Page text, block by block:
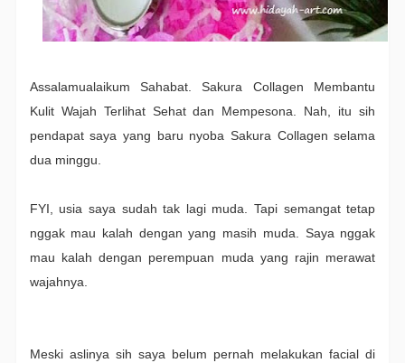
Assalamualaikum Sahabat. Sakura Collagen Membantu
Kulit Wajah Terlihat Sehat dan Mempesona. Nah, itu sih
pendapat saya yang baru nyoba Sakura Collagen selama
dua minggu.
FYI, usia saya sudah tak lagi muda. Tapi semangat tetap
nggak mau kalah dengan yang masih muda. Saya nggak
mau kalah dengan perempuan muda yang rajin merawat
wajahnya.
Meski aslinya sih saya belum pernah melakukan facial di